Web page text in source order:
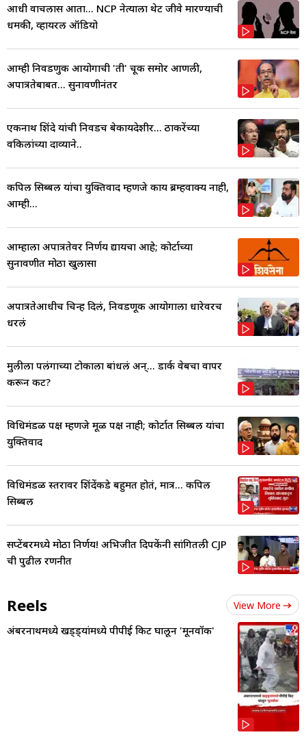
आधी वाचलास आता... NCP नेत्याला थेट जीवे मारण्याची
धमकी, व्हायरल ऑडियो
आम्ही निवडणुक आयोगाची 'ती' चूक समोर आणली,
अपात्रतेबाबत... सुनावणीनंतर
एकनाथ शिंदे यांची निवडच बेकायदेशीर... ठाकरेंच्या
वकिलांच्या दाव्याने..
कपिल सिब्बल यांचा युक्तिवाद म्हणजे काय ब्रम्हवाक्य नाही,
आम्ही...
आम्हाला अपात्रतेवर निर्णय द्यायचा आहे; कोर्टाच्या
सुनावणीत मोठा खुलासा
अपात्रतेआधीच चिन्ह दिलं, निवडणूक आयोगाला धारेवरच
धरलं
मुलीला पलंगाच्या टोकाला बांधलं अन्... डार्क वेबचा वापर
करून कट?
विधिमंडळ पक्ष म्हणजे मूळ पक्ष नाही; कोर्टात सिब्बल यांचा
युक्तिवाद
विधिमंडळ स्तरावर शिंदेंकडे बहुमत होतं, मात्र... कपिल
सिब्बल
सप्टेंबरमध्ये मोठा निर्णय! अभिजीत दिपकेंनी सांगितली CJP
ची पुढील रणनीत
Reels View More
अंबरनाथमध्ये खड्ड्यांमध्ये पीपीई किट घालून 'मूनवॉक'